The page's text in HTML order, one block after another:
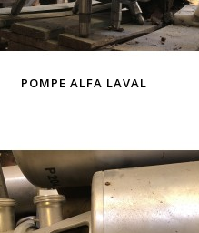
POMPE ALFA LAVAL